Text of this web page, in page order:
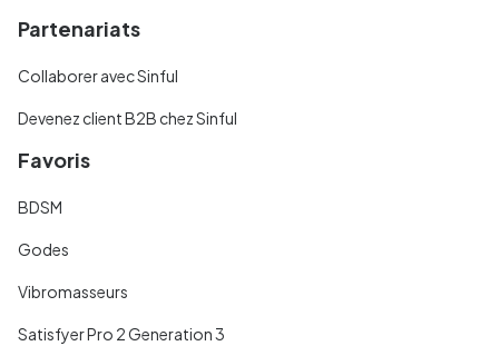
Partenariats
Collaborer avec Sinful
Devenez client B2B chez Sinful
Favoris
BDSM
Godes
Vibromasseurs
Satisfyer Pro 2 Generation 3